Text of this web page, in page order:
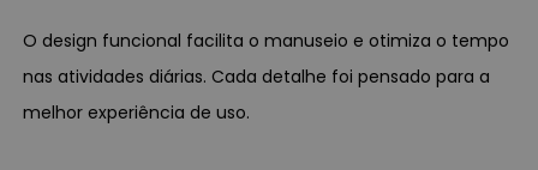
O design funcional facilita o manuseio e otimiza o tempo
nas atividades diárias. Cada detalhe foi pensado para a
melhor experiência de uso.